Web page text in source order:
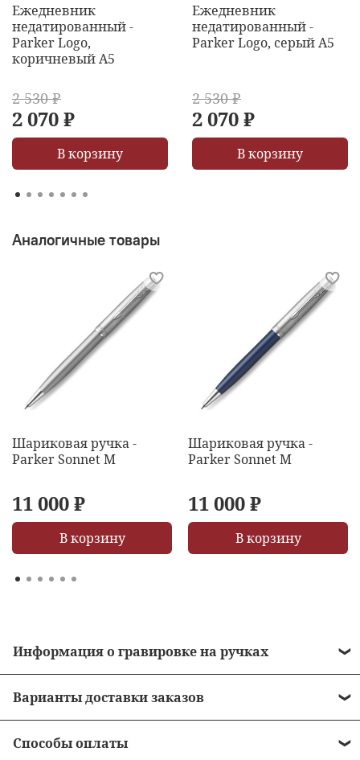
Ежедневник
недатированный -
Parker Logo,
коричневый А5
2 530 ₽
2 070 ₽
В корзину
Ежедневник
недатированный -
Parker Logo, серый А5
2 530 ₽
2 070 ₽
В корзину
Аналогичные товары
Шариковая ручка -
Parker Sonnet M
11 000 ₽
В корзину
Шариковая ручка -
Parker Sonnet M
11 000 ₽
В корзину
Информация о гравировке на ручках
• Бесплатная гравировка на ручках от 10 000
рублей.
Варианты доставки заказов
Способы оплаты